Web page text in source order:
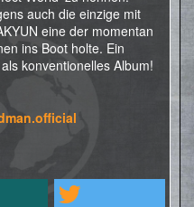
auch die einzige mit
eine der momentan
ins Boot holte. Ein
konventionelles Album!